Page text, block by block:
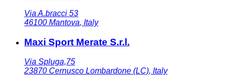
Via A.bracci 53
46100 Mantova, Italy
Maxi Sport Merate S.r.l.
Via Spluga,75
23870 Cernusco Lombardone (LC), Italy